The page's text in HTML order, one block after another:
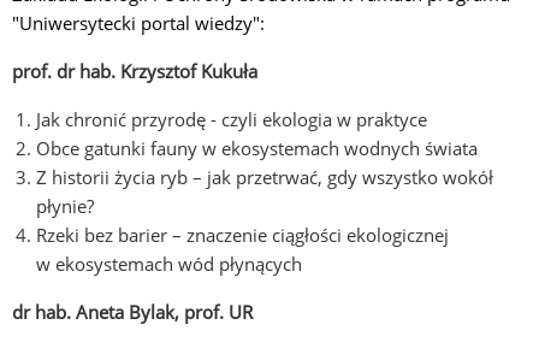
"Uniwersytecki portal wiedzy":
prof. dr hab. Krzysztof Kukuła
Jak chronić przyrodę - czyli ekologia w praktyce
Obce gatunki fauny w ekosystemach wodnych świata
Z historii życia ryb – jak przetrwać, gdy wszystko wokół
płynie?
Rzeki bez barier – znaczenie ciągłości ekologicznej
w ekosystemach wód płynących
dr hab. Aneta Bylak, prof. UR